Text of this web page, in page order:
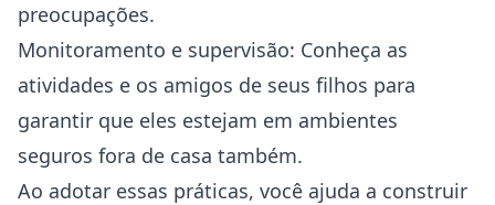
preocupações.
Monitoramento e supervisão: Conheça as
atividades e os amigos de seus filhos para
garantir que eles estejam em ambientes
seguros fora de casa também.
Ao adotar essas práticas, você ajuda a construir